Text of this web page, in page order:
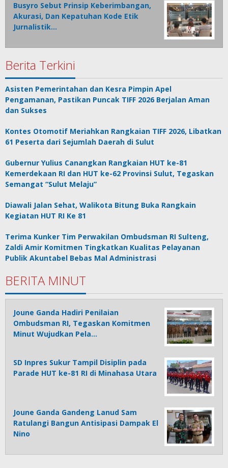
Busyro Sebut Prinsip Keberimbangan,
Akurasi, Dan Kepatuhan Kode Etik
Jurnalistik…
Berita Terkini
Asisten Pemerintahan dan Kesra Pimpin Apel
Pengamanan, Pastikan Puncak TIFF 2026 Berjalan Aman
dan Sukses
Kontes Otomotif Meriahkan Rangkaian TIFF 2026, Libatkan
61 Peserta dari Sejumlah Daerah di Sulut
Gubernur Yulius Canangkan Rangkaian HUT ke-81
Kemerdekaan RI dan HUT ke-62 Provinsi Sulut, Tegaskan
Semangat “Sulut Melaju”
Diawali Jalan Sehat, Walikota Bitung Buka Rangkain
Kegiatan HUT RI Ke 81
Terima Kunker Tim Perwakilan Ombudsman RI Sulteng,
Zaldi Amir Komitmen Tingkatkan Kualitas Pelayanan
Publik Akuntabel Bebas Mal Administrasi
BERITA MINUT
Joune Ganda Hadiri Penilaian
Ombudsman RI, Tegaskan Komitmen
Minut Wujudkan Pela…
SD Inpres Sukur Tampil Disiplin pada
Parade HUT ke-81 RI di Minahasa Utara
Joune Ganda Gandeng Lanud Sam
Ratulangi Bangun Antisipasi Dampak El
Nino